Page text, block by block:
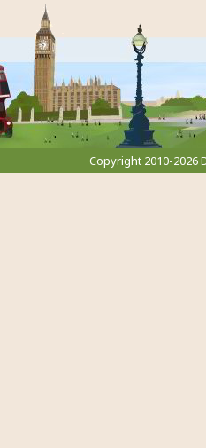
Copyright 2010-2026